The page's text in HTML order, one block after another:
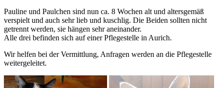
Pauline und Paulchen sind nun ca. 8 Wochen alt und altersgemäß
verspielt und auch sehr lieb und kuschlig. Die Beiden sollten nicht
getrennt werden, sie hängen sehr aneinander.
Alle drei befinden sich auf einer Pflegestelle in Aurich.
Wir helfen bei der Vermittlung, Anfragen werden an die Pflegestelle
weitergeleitet.